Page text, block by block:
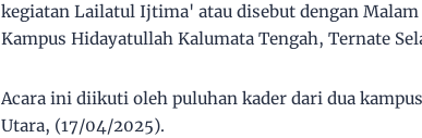
kegiatan Lailatul Ijtima' atau disebut dengan
Kampus Hidayatullah Kalumata Tengah, Ternate
Acara ini diikuti oleh puluhan kader dari dua
Utara, (17/04/2025).